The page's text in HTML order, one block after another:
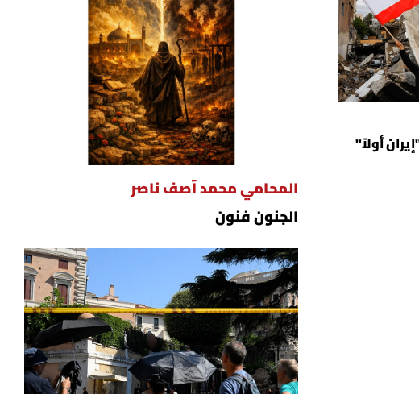
أولاً"
المحامي محمد آصف ناصر
الجنون فنون